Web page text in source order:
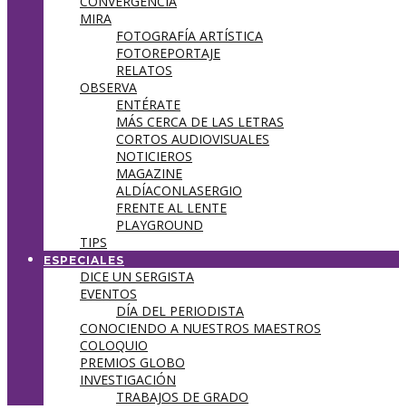
MIRA
FOTOGRAFÍA ARTÍSTICA
FOTOREPORTAJE
RELATOS
OBSERVA
ENTÉRATE
MÁS CERCA DE LAS LETRAS
CORTOS AUDIOVISUALES
NOTICIEROS
MAGAZINE
ALDÍACONLASERGIO
FRENTE AL LENTE
PLAYGROUND
TIPS
ESPECIALES
DICE UN SERGISTA
EVENTOS
DÍA DEL PERIODISTA
CONOCIENDO A NUESTROS MAESTROS
COLOQUIO
PREMIOS GLOBO
INVESTIGACIÓN
TRABAJOS DE GRADO